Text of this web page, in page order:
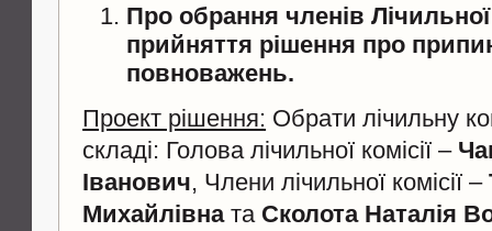
Про обрання членів Лічильної
прийняття рішення про
повноважень.
Проект рішення: Обрати лічильну
складі: Голова лічильної комісії –
Іванович, Члени лічильної комісії –
Михайлівната Сколота Наталія